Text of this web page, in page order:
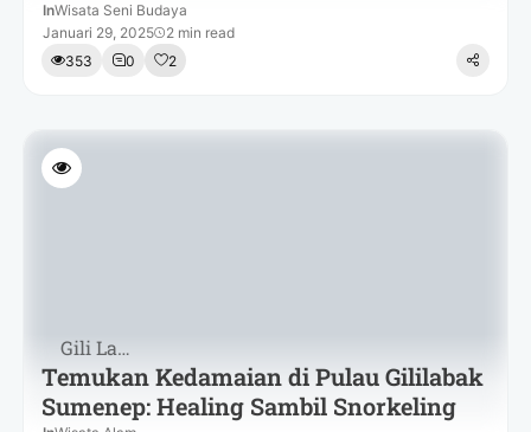
InWisata Seni Budaya
Januari 29, 2025
2 min read
353
0 2
Gili Labak
Temukan Kedamaian di Pulau Gililabak
Sumenep: Healing Sambil Snorkeling